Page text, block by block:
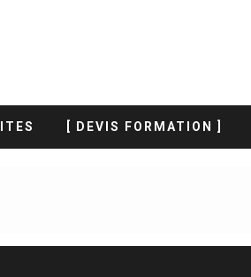
[ DEVIS FORMATION ]